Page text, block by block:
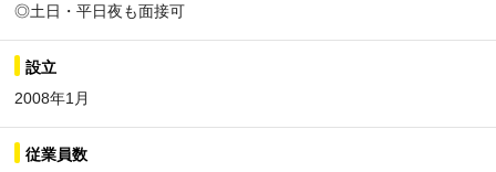
◎土日・平日夜も面接可
設立
2008年1月
従業員数